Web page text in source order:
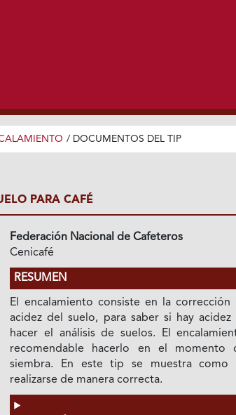
/ DOCUMENTOS DEL TIP
PARA CAFÉ
Federación Nacional de Cafeteros
Cenicafé
RESUMEN
El encalamiento consiste en la corrección
acidez del suelo, para saber si hay acidez
hacer el análisis de suelos. El
recomendable hacerlo en el momento
siembra. En este tip se muestra como
realizarse de manera correcta.